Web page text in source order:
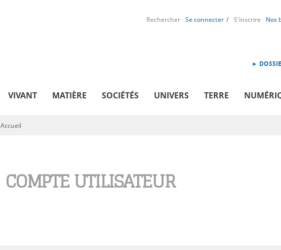
Rechercher Se connecter S'inscrire Nos
►
VIVANT MATIÈRE SOCIÉTÉS UNIVERS TERRE
Vous êtes ici
Accueil
COMPTE UTILISATEUR